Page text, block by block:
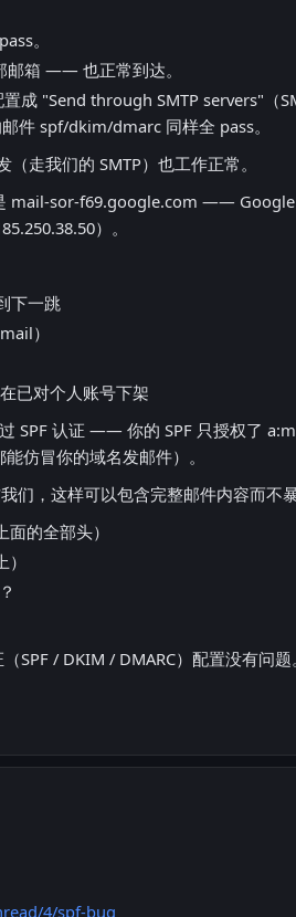
。
箱 —— 也正常到达。
成 "Send through SMTP servers"（
件 spf/dkim/dmarc 同样全 pass。
走我们的 SMTP）也工作正常。
mail-sor-f69.google.com ——
）。
下一跳
）
已对个人账号下架
SPF 认证 —— 你的 SPF 只授权了
仿冒你的域名发邮件）。
我们，这样可以包含完整邮件内容而不
的全部头）
SPF / DKIM / DMARC）配置没有问
4/spf-bug